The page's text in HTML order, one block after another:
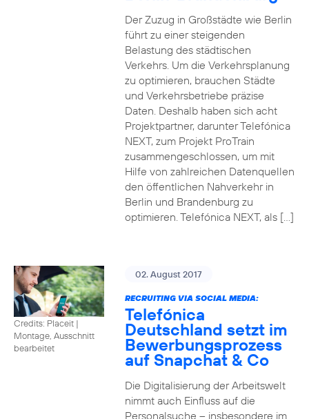
Der Zuzug in Großstädte wie Berlin
führt zu einer steigenden
Belastung des städtischen
Verkehrs. Um die Verkehrsplanung
zu optimieren, brauchen Städte
und Verkehrsbetriebe präzise
Daten. Deshalb haben sich acht
Projektpartner, darunter Telefónica
NEXT, zum Projekt ProTrain
zusammengeschlossen, um mit
Hilfe von zahlreichen Datenquellen
den öffentlichen Nahverkehr in
Berlin und Brandenburg zu
optimieren. Telefónica NEXT, als […]
Credits: Placeit |
Montage, Ausschnitt
bearbeitet
02. August 2017
RECRUITING VIA SOCIAL MEDIA:
Telefónica
Deutschland setzt im
Bewerbungsprozess
auf Snapchat & Co
Die Digitalisierung der Arbeitswelt
nimmt auch Einfluss auf die
Personalsuche – insbesondere im